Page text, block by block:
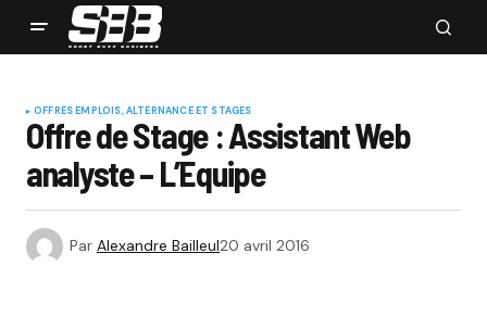
OFFRES EMPLOIS, ALTERNANCE ET STAGES
Offre de Stage : Assistant Web
analyste – L’Equipe
Par Alexandre Bailleul20 avril 2016